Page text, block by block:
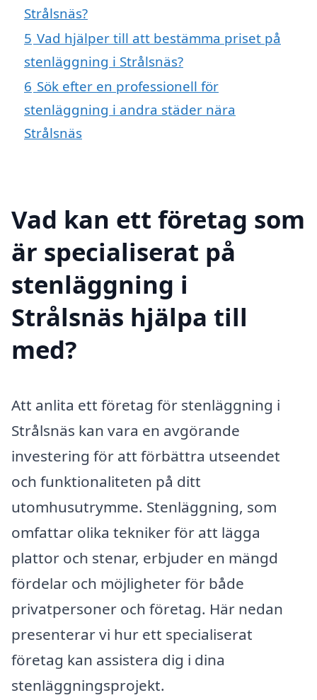
Strålsnäs?
5 Vad hjälper till att bestämma priset på
stenläggning i Strålsnäs?
6 Sök efter en professionell för
stenläggning i andra städer nära
Strålsnäs
Vad kan ett företag som
är specialiserat på
stenläggning i
Strålsnäs hjälpa till
med?
Att anlita ett företag för stenläggning i
Strålsnäs kan vara en avgörande
investering för att förbättra utseendet
och funktionaliteten på ditt
utomhusutrymme. Stenläggning, som
omfattar olika tekniker för att lägga
plattor och stenar, erbjuder en mängd
fördelar och möjligheter för både
privatpersoner och företag. Här nedan
presenterar vi hur ett specialiserat
företag kan assistera dig i dina
stenläggningsprojekt.